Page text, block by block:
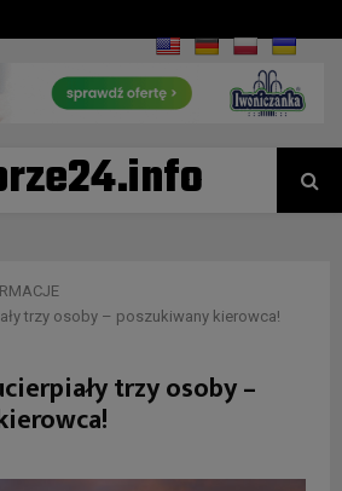
trzy osoby – poszukiwany kierowca!
trzy osoby –